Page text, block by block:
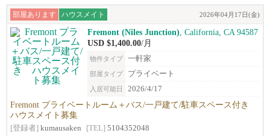
部屋あります ハウスメイト 2026年04月17日(金)
Fremont (Niles Junction) , California, CA 94587‎
USD $1,400.00/月
物件タイプ 一軒家
部屋タイプ プライベート
入居可能日 2026/4/17
Fremont プライベートルーム＋バス/一戸建て/駐車スペース付き
ハウスメイト募集
[登録者] kumausaken [TEL] 5104352048